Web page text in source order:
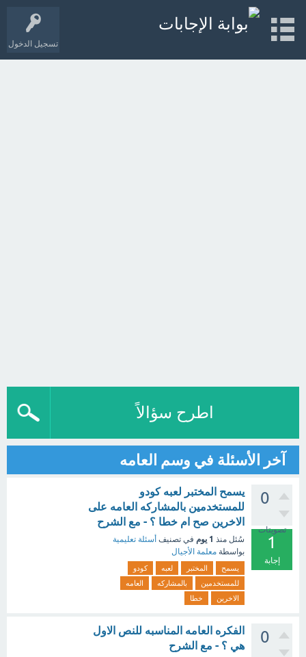
تسجيل الدخول
اطرح سؤالاً
آخر الأسئلة في وسم العامه
0
تصويتات
1
إجابة
يسمح المختبر لعبه كودو
للمستخدمين بالمشاركه العامه على
الاخرين صح ام خطا ؟ - مع الشرح
سُئل منذ 1 يوم في تصنيف أسئلة تعليمية
بواسطة معلمة الأجيال
يسمح المختبر لعبه
كودو
للمستخدمين
بالمشاركه
العامه
الاخرين
خطا
0
الفكره العامه المناسبه للنص الاول
هي ؟ - مع الشرح